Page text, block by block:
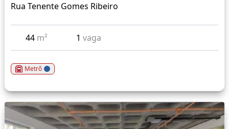
Rua Tenente Gomes Ribeiro
44 m² 1 vaga
Metrô